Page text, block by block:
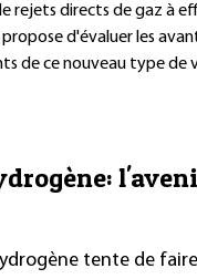
rejets directs de gaz à
d'évaluer les
de ce nouveau type de
tente de